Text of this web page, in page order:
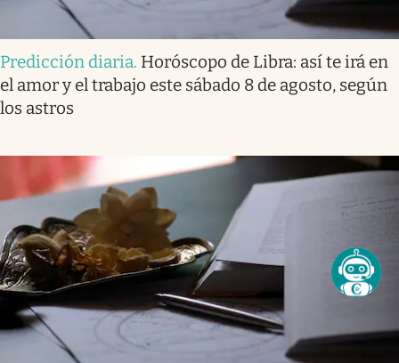
Predicción diaria. Horóscopo de Libra: así te irá en
el amor y el trabajo este sábado 8 de agosto, según
los astros